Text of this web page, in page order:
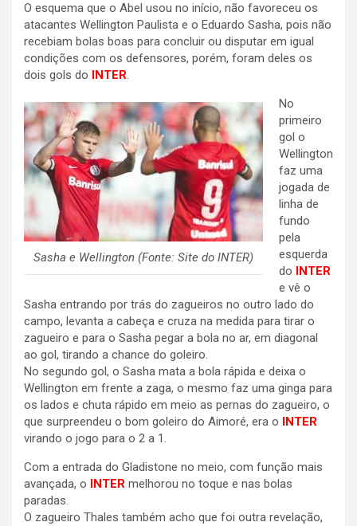
O esquema que o Abel usou no início, não favoreceu os
atacantes Wellington Paulista e o Eduardo Sasha, pois não
recebiam bolas boas para concluir ou disputar em igual
condições com os defensores, porém, foram deles os
dois gols do INTER.
Sasha e Wellington (Fonte: Site do INTER)
No
primeiro
gol o
Wellington
faz uma
jogada de
linha de
fundo
pela
esquerda
do INTER
e vê o
Sasha entrando por trás do zagueiros no outro lado do
campo, levanta a cabeça e cruza na medida para tirar o
zagueiro e para o Sasha pegar a bola no ar, em diagonal
ao gol, tirando a chance do goleiro.
No segundo gol, o Sasha mata a bola rápida e deixa o
Wellington em frente a zaga, o mesmo faz uma ginga para
os lados e chuta rápido em meio as pernas do zagueiro, o
que surpreendeu o bom goleiro do Aimoré, era o INTER
virando o jogo para o 2 a 1.
Com a entrada do Gladistone no meio, com função mais
avançada, o INTER melhorou no toque e nas bolas
paradas.
O zagueiro Thales também acho que foi outra revelação,